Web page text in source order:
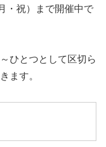
・祝）まで開催中で
ひとつとして区切ら
ます。